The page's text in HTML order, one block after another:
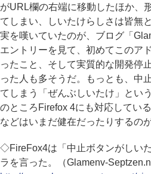
がURL欄の右端に移動したほか、
てしまい、しいたけらしさは皆無
実を嘆いていたのが、ブログ「
エントリーを見て、初めてこのア
ったこと、そして実質的な開発停
った人も多そうだ。もっとも、中
てしまう「ぜんぶしいたけ」とい
のところFirefox 4にも対応してい
などはいまだ健在だったりするの
◇FireFox4は「中止ボタンがしい
ラを言った。（Glamenv-